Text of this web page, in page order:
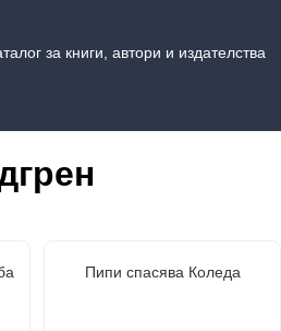
за книги, автори и издателства
Пипи спасява Коледа